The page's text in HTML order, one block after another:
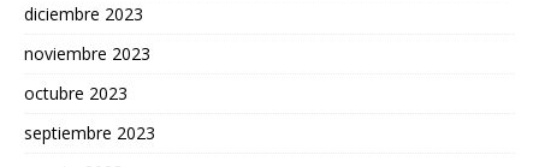
diciembre 2023
noviembre 2023
octubre 2023
septiembre 2023